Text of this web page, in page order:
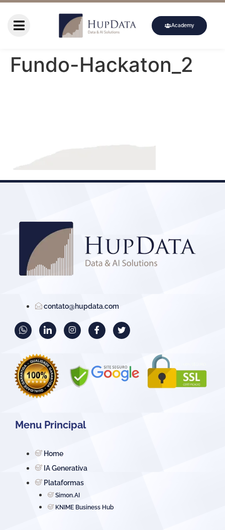
Academy
Fundo-Hackaton_2
contato@hupdata.com
Menu Principal
Home
IA Generativa
Plataformas
Simon.AI
KNIME Business Hub